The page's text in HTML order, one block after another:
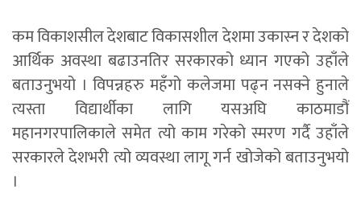
कम विकाशसील देशबाट विकासशील देशमा उकास्न र देशको
आर्थिक अवस्था बढाउनतिर सरकारको ध्यान गएको उहाँले
बताउनुभयो । विपन्नहरु महँगो कलेजमा पढ्न नसक्ने हुनाले
त्यस्ता विद्यार्थीका लागि यसअघि काठमाडौं
महानगरपालिकाले समेत त्यो काम गरेको स्मरण गर्दै उहाँले
सरकारले देशभरी त्यो व्यवस्था लागू गर्न खोजेको बताउनुभयो
।